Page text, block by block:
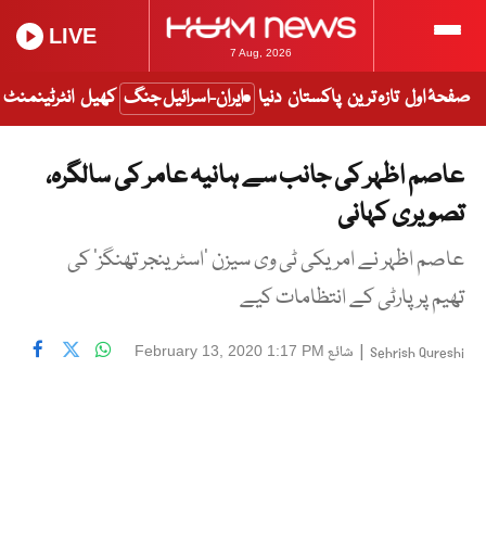
7 Aug, 2026
LIVE
صفحۂ اول تازہ ترین پاکستان دنیا ایران-اسرائیل جنگ کھیل انٹرٹینمنٹ
عاصم اظہر کی جانب سے ہانیہ عامر کی سالگرہ،
تصویری کہانی
عاصم اظہر نے امریکی ٹی وی سیزن ’اسٹرینجر تھنگز‘ کی
تھیم پر پارٹی کے انتظامات کیے
Sehrish Qureshi
| شائع February 13, 2020 1:17 PM